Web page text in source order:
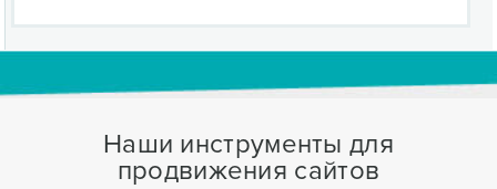
Наши инструменты для
продвижения сайтов